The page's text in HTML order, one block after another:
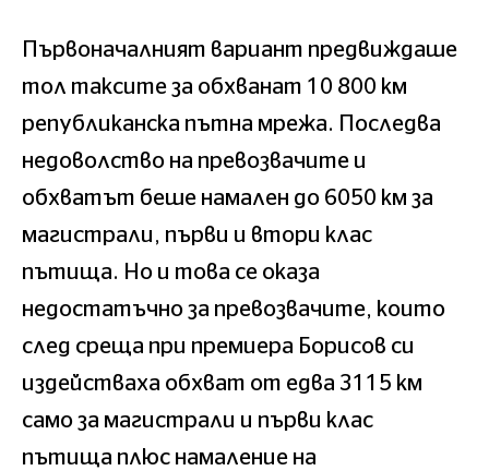
Първоначалният вариант предвиждаше
тол таксите за обхванат 10 800 км
републиканска пътна мрежа. Последва
недоволство на превозвачите и
обхватът беше намален до 6050 км за
магистрали, първи и втори клас
пътища. Но и това се оказа
недостатъчно за превозвачите, които
след среща при премиера Борисов си
издействаха обхват от едва 3115 км
само за магистрали и първи клас
пътища плюс намаление на